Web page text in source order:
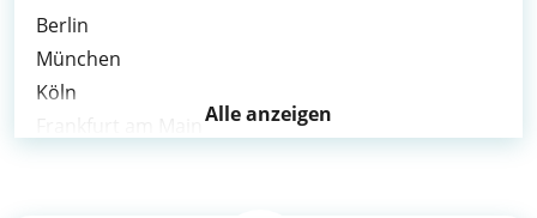
Berlin
München
Köln
Alle anzeigen